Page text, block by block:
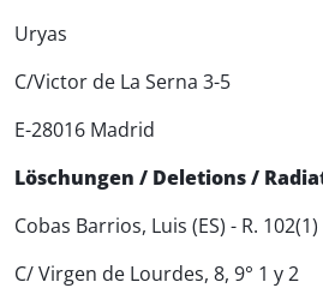
Uryas
C/Victor de La Serna 3-5
E-28016 Madrid
Löschungen / Deletions /
Cobas Barrios, Luis (ES) - R. 102(1)
C/ Virgen de Lourdes, 8, 9° 1 y 2